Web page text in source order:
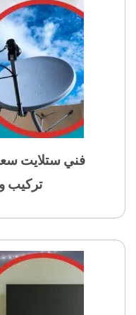
تركيب